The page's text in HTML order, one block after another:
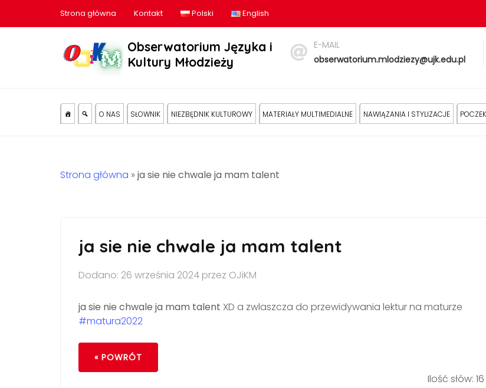
Strona główna Kontakt Polski English
Obserwatorium Języka i
Kultury Młodzieży
E-MAIL
obserwatorium.mlodziezy@ujk.edu.pl
O NAS SŁOWNIK NIEZBĘDNIK KULTUROWY MATERIAŁY MULTIMEDIALNE NAWIĄZANIA I STYLIZACJE
Strona główna » ja sie nie chwale ja mam talent
ja sie nie chwale ja mam talent
Dodano: 26 września 2024 przez OJiKM
ja sie nie chwale ja mam talent XD a zwlaszcza do przewidywania lektur na maturze
#matura2022
« POWRÓT
Ilość słów: 16